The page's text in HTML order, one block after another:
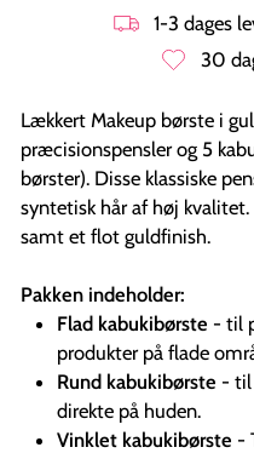
1-3 dages
30
Lækkert Makeup børste i
præcisionspensler og 5
børster). Disse klassiske
syntetisk hår af høj
samt et flot guldfinish.
Pakken indeholder:
Flad kabukibørste - til
produkter på flade
Rund kabukibørste - til
direkte på huden.
Vinklet kabukibørste -